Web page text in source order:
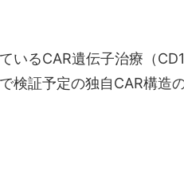
治療（CD19・
独自CAR構造の